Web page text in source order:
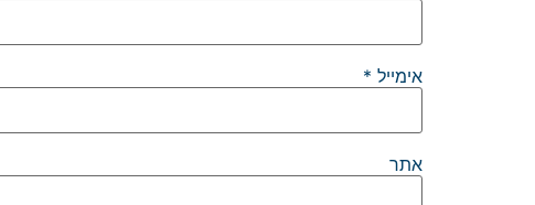
אימייל *
אתר